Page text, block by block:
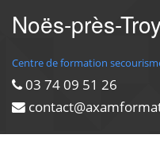
Noës-près-
Centre de formation
03 74 09 51 26